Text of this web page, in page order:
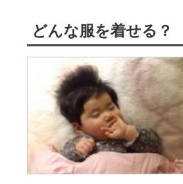
どんな服を着せる？